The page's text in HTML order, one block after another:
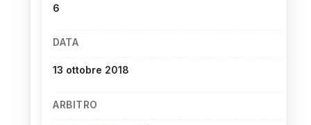
6
DATA
13 ottobre 2018
ARBITRO